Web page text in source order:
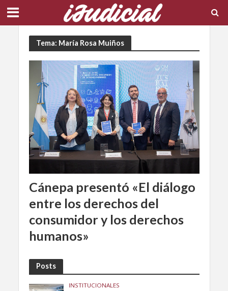
Tema: María Rosa Muiños
Cánepa presentó «El diálogo
entre los derechos del
consumidor y los derechos
humanos»
Posts
INSTITUCIONALES